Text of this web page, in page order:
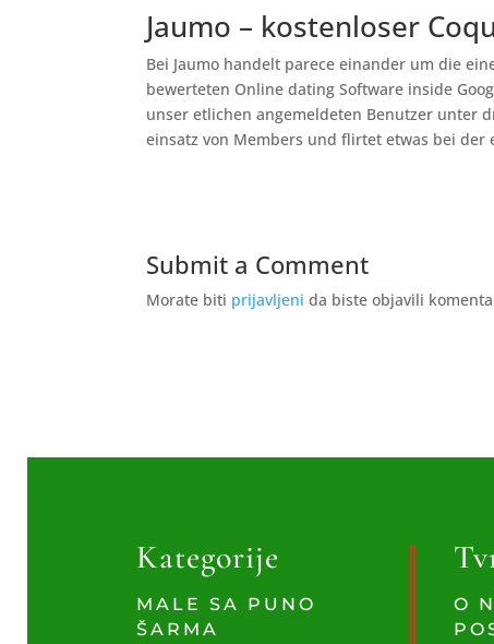
Jaumo – kostenloser
Bei Jaumo handelt parece einander um die
bewerteten Online dating Software inside
unser etlichen angemeldeten Benutzer unter
einsatz von Members und flirtet etwas bei der
Submit a Comment
Morate biti prijavljeni da biste objavili
Kategorije
MALE SA PUNO
ŠARMA
O